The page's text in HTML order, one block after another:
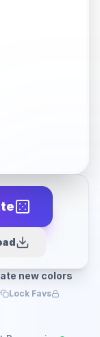
new colors!
Lock Favs